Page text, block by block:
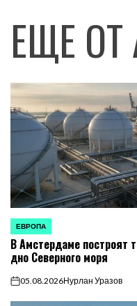
ЕЩЕ ОТ
ОПУБЛИКОВАНО
В
ЕВРОПА
В Амстердаме построят
дно Северного моря
on05.08.2026Нурлан Уразов